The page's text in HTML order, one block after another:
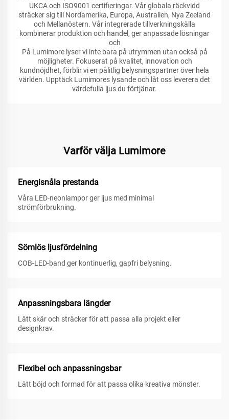
UKCA och ISO9001 certifieringar. Vår globala räckvidd
sträcker sig till Nordamerika, Europa, Australien, Nya Zeeland
och Mellanöstern. Vår integrerade tillverkningskälla
kombinerar produktion och handel, ger anpassade lösningar
och
På Lumimore lyser vi inte bara på utrymmen utan också på
möjligheter. Fokuserat på kvalitet, innovation och
kundnöjdhet, förblir vi en pålitlig belysningspartner över hela
världen. Upptäck Lumimores lysande och låt oss leverera det
värdefulla ljus du förtjänar.
Varför välja Lumimore
Energisnåla prestanda
Våra LED-neonlampor ger ljus med minimal
strömförbrukning.
Sömlös ljusfördelning
COB-LED-band ger kontinuerlig, gapfri belysning.
Anpassningsbara längder
Lätt skär och sträcker för att passa alla projekt eller
designkrav.
Flexibel och anpassningsbar
Lätt böjd och formad för att passa olika kreativa mönster.